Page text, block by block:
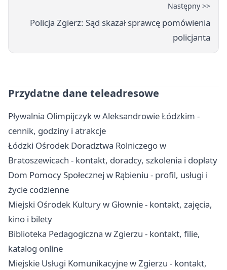
Następny >>
Policja Zgierz: Sąd skazał sprawcę pomówienia
policjanta
Przydatne dane teleadresowe
Pływalnia Olimpijczyk w Aleksandrowie Łódzkim -
cennik, godziny i atrakcje
Łódzki Ośrodek Doradztwa Rolniczego w
Bratoszewicach - kontakt, doradcy, szkolenia i dopłaty
Dom Pomocy Społecznej w Rąbieniu - profil, usługi i
życie codzienne
Miejski Ośrodek Kultury w Głownie - kontakt, zajęcia,
kino i bilety
Biblioteka Pedagogiczna w Zgierzu - kontakt, filie,
katalog online
Miejskie Usługi Komunikacyjne w Zgierzu - kontakt,